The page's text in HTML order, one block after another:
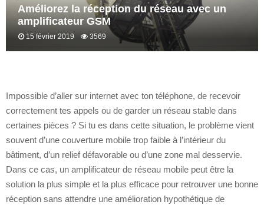
Améliorez la réception du réseau avec un
amplificateur GSM
15 février 2019 3569
Impossible d’aller sur internet avec ton téléphone, de recevoir
correctement tes appels ou de garder un réseau stable dans
certaines pièces ? Si tu es dans cette situation, le problème vient
souvent d’une couverture mobile trop faible à l’intérieur du
bâtiment, d’un relief défavorable ou d’une zone mal desservie.
Dans ce cas, un amplificateur de réseau mobile peut être la
solution la plus simple et la plus efficace pour retrouver une bonne
réception sans attendre une amélioration hypothétique de